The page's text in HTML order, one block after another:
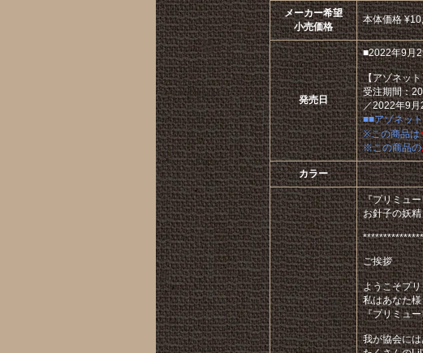
メーカー希望
小売価格
本体価格
発売日
■2022年9月
【アゾネット
受注期間：
／2022年9月
■■アゾネッ
※この商品は
※この商品の
カラー
『プリミュ
お針子の妖
ご挨拶
ようこそプ
私はあなた
『プリミュ
我が協会に